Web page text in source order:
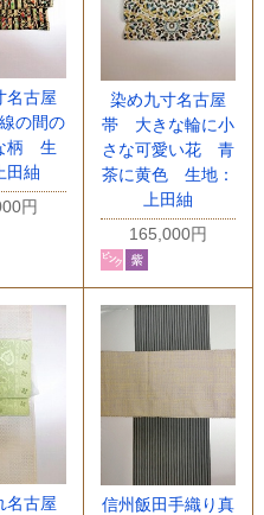
名古屋
の間の
柄 生
田紬
円
染め九寸名古屋
帯 大きな輪に小
さな可愛い花 青
茶に黄色 生地：
上田紬
165,000円
名古屋
信州飯田手織り真